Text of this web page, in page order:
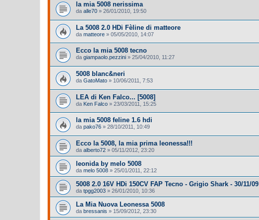
la mia 5008 nerissima
da alle70 » 26/01/2010, 19:50
La 5008 2.0 HDi Fèline di matteore
da matteore » 05/05/2010, 14:07
Ecco la mia 5008 tecno
da giampaolo.pezzini » 25/04/2010, 11:27
5008 blanc&neri
da GatoMato » 10/06/2011, 7:53
LEA di Ken Falco... [5008]
da Ken Falco » 23/03/2011, 15:25
la mia 5008 feline 1.6 hdi
da pako76 » 28/10/2011, 10:49
Ecco la 5008, la mia prima leonessa!!!
da alberto72 » 05/11/2012, 23:20
leonida by melo 5008
da melo 5008 » 25/01/2011, 22:12
5008 2.0 16V HDi 150CV FAP Tecno - Grigio Shark - 30/11/09
da tpgg2003 » 26/01/2010, 10:36
La Mia Nuova Leonessa 5008
da bressanis » 15/09/2012, 23:30